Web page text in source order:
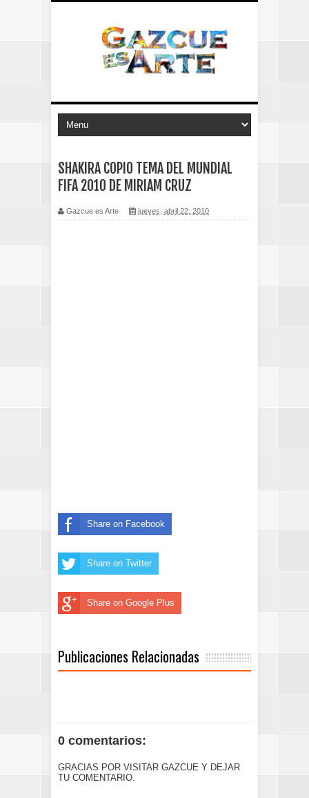
SHAKIRA COPIO TEMA DEL MUNDIAL
FIFA 2010 DE MIRIAM CRUZ
Gazcue es Arte jueves, abril 22, 2010
Share on Facebook
Share on Twitter
Share on Google Plus
Publicaciones Relacionadas
0 comentarios:
GRACIAS POR VISITAR GAZCUE Y DEJAR
TU COMENTARIO.